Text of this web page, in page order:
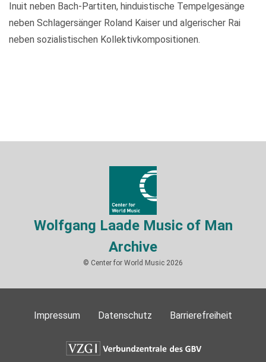
Inuit neben Bach-Partiten, hinduistische Tempelgesänge
neben Schlagersänger Roland Kaiser und algerischer Rai
neben sozialistischen Kollektivkompositionen.
Wolfgang Laade Music of Man
Archive
© Center for World Music 2026
Impressum Datenschutz Barrierefreiheit